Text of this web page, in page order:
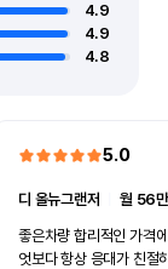
4.9
4.9
4.8
5.0
디 올뉴그랜저 ㅣ월 56
좋은차량 합리적인 가격
엇보다 항상 응대가 친절